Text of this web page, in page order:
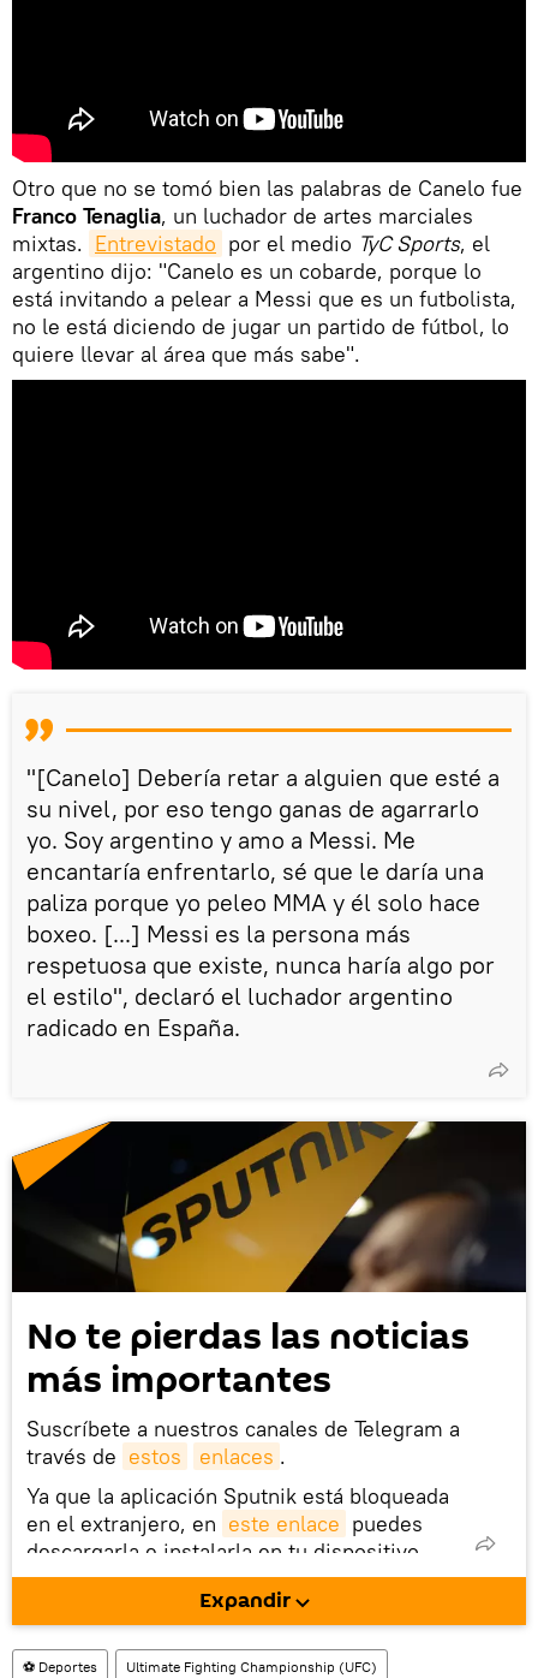
Otro que no se tomó bien las palabras de Canelo fue
Franco Tenaglia, un luchador de artes marciales
mixtas. Entrevistado por el medio TyC Sports, el
argentino dijo: "Canelo es un cobarde, porque lo
está invitando a pelear a Messi que es un futbolista,
no le está diciendo de jugar un partido de fútbol, lo
quiere llevar al área que más sabe".
"[Canelo] Debería retar a alguien que esté a
su nivel, por eso tengo ganas de agarrarlo
yo. Soy argentino y amo a Messi. Me
encantaría enfrentarlo, sé que le daría una
paliza porque yo peleo MMA y él solo hace
boxeo. [...] Messi es la persona más
respetuosa que existe, nunca haría algo por
el estilo", declaró el luchador argentino
radicado en España.
No te pierdas las noticias
más importantes
Suscríbete a nuestros canales de Telegram a
través de estos enlaces .
Ya que la aplicación Sputnik está bloqueada
en el extranjero, en este enlace puedes
descargarla e instalarla en tu dispositivo
móvil (¡solo para Android!).
También tenemos una cuenta en la red
social rusa VK .
Expandir
⚽ Deportes Ultimate Fighting Championship (UFC)